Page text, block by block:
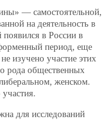
— самостоятельной,
на деятельность в
в России в
период, еще
изучено участие этих
рода общественных
женском.
для исследований